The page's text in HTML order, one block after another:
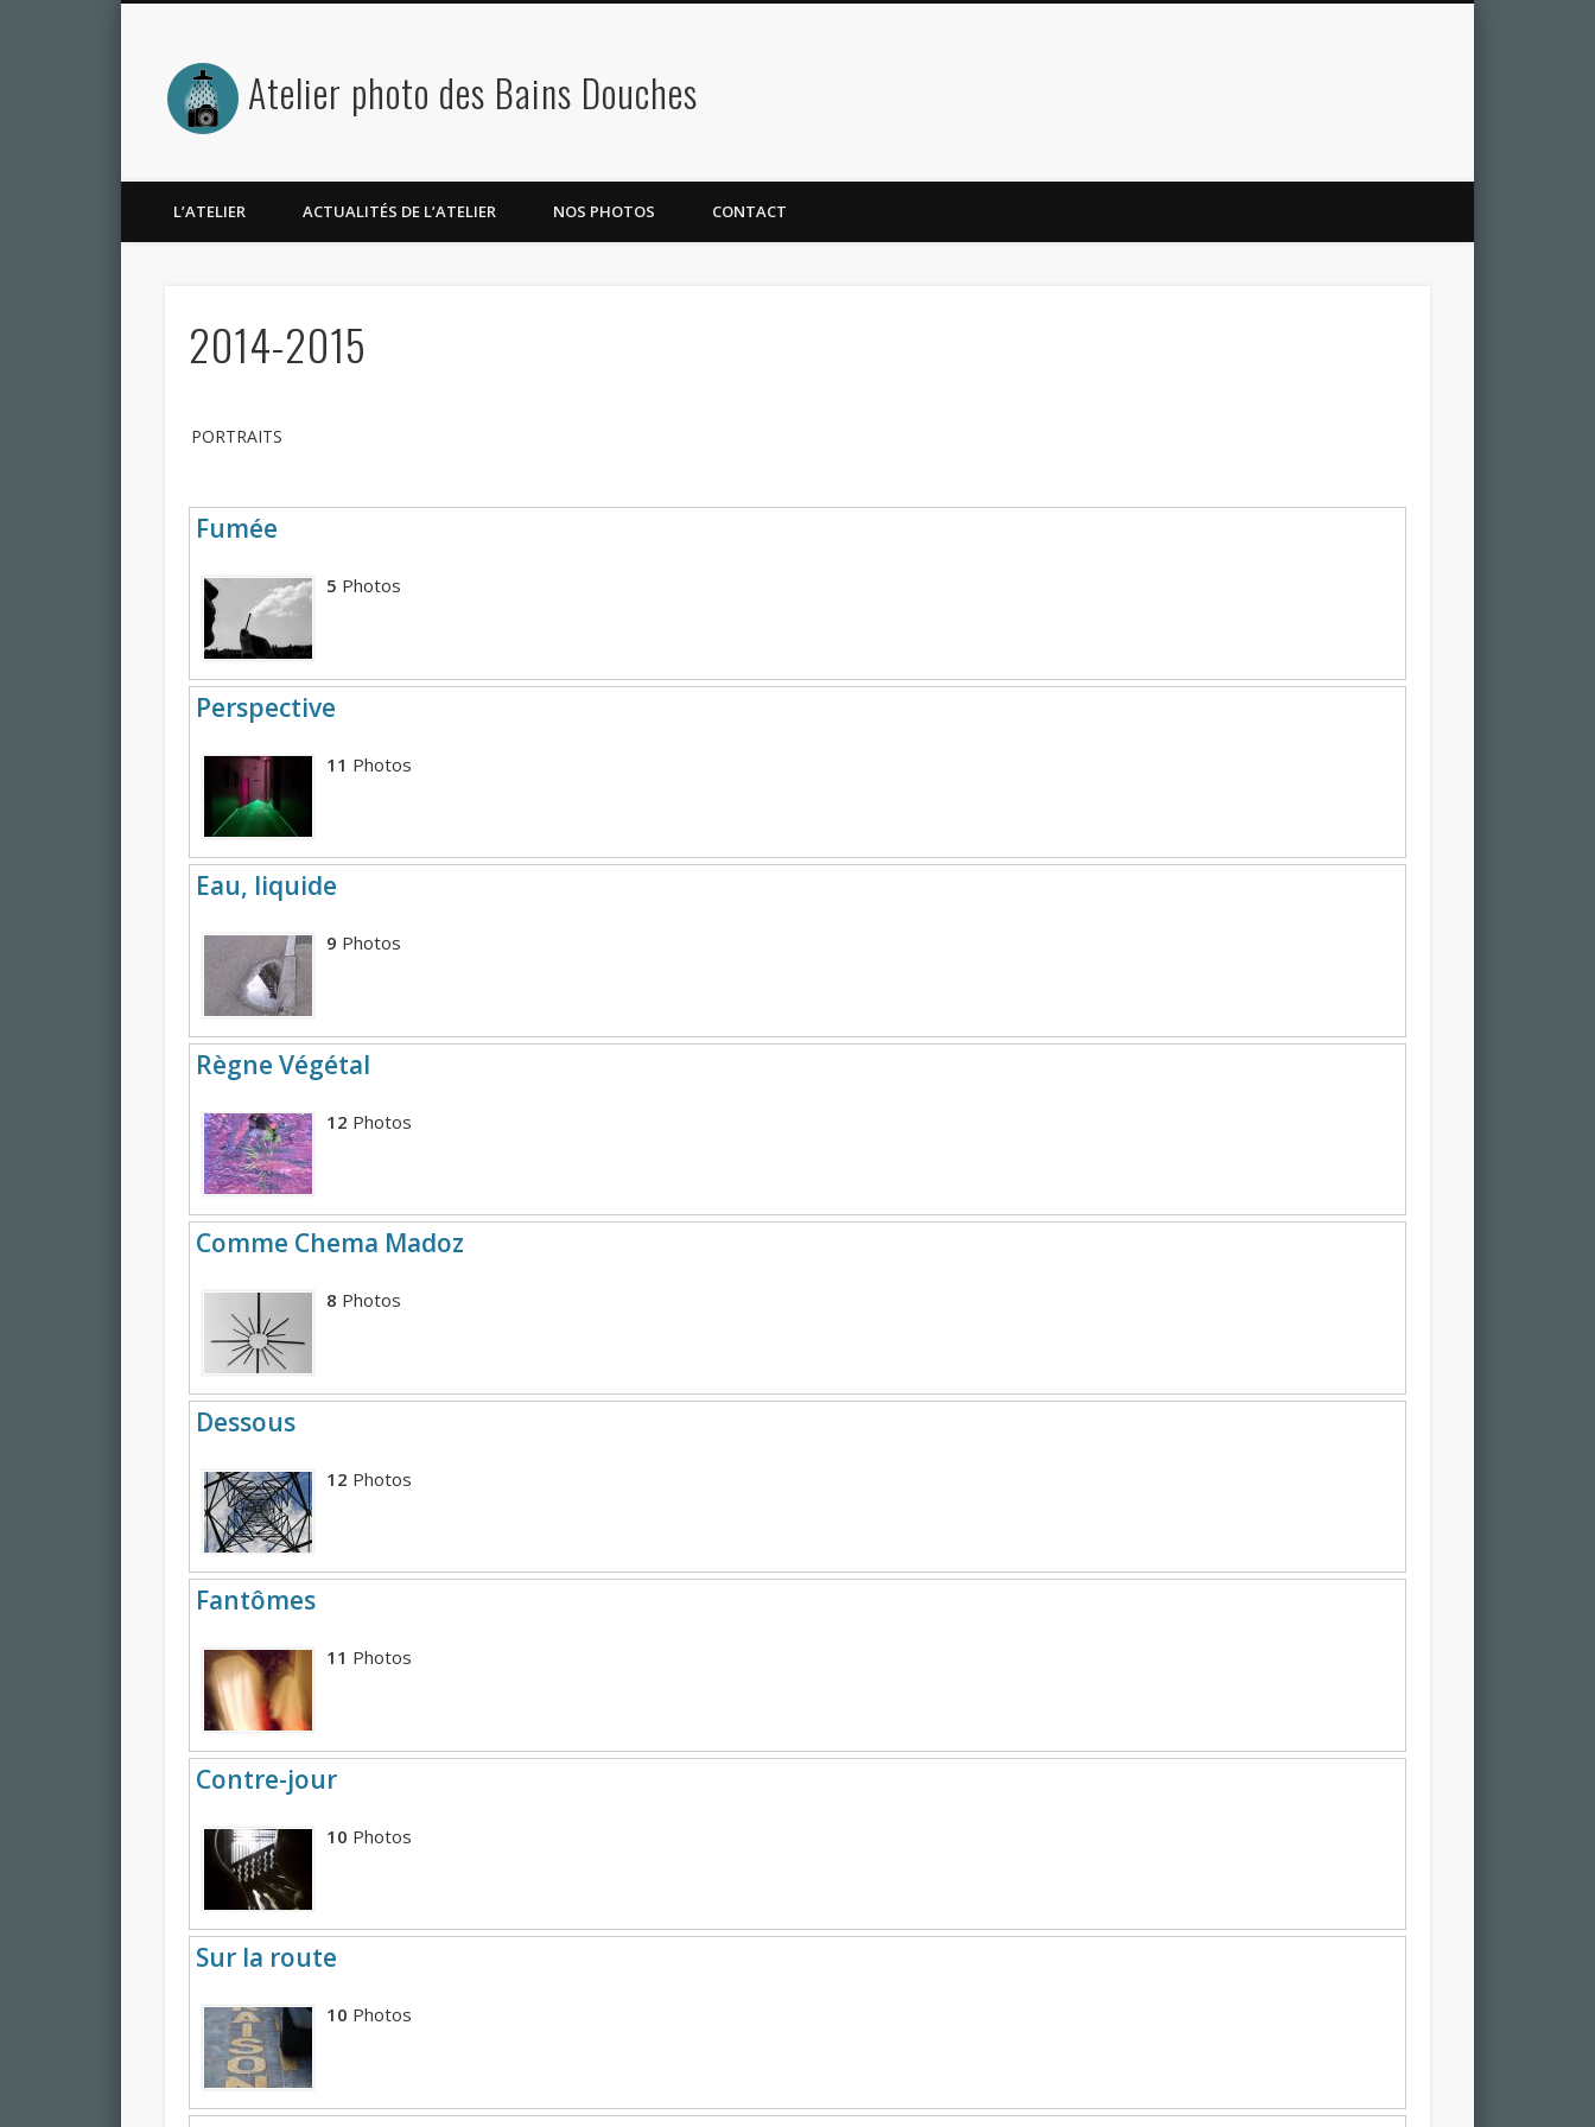
Atelier photo des Bains Douches
L’ATELIER ACTUALITÉS DE L’ATELIER NOS PHOTOS CONTACT
2014-2015
PORTRAITS
Fumée
5 Photos
Perspective
11 Photos
Eau, liquide
9 Photos
Règne Végétal
12 Photos
Comme Chema Madoz
8 Photos
Dessous
12 Photos
Fantômes
11 Photos
Contre-jour
10 Photos
Sur la route
10 Photos